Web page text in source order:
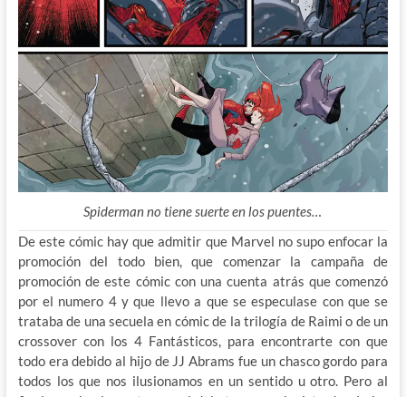
Spiderman no tiene suerte en los puentes…
De este cómic hay que admitir que Marvel no supo enfocar la
promoción del todo bien, que comenzar la campaña de
promoción de este cómic con una cuenta atrás que comenzó
por el numero 4 y que llevo a que se especulase con que se
trataba de una secuela en cómic de la trilogía de Raimi o de un
crossover con los 4 Fantásticos, para encontrarte con que
todo era debido al hijo de JJ Abrams fue un chasco gordo para
todos los que nos ilusionamos en un sentido u otro. Pero al